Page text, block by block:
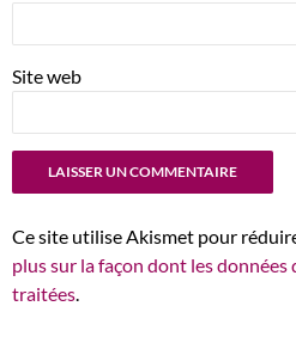
Site web
Ce site utilise Akismet pour
plus sur la façon dont les
traitées.